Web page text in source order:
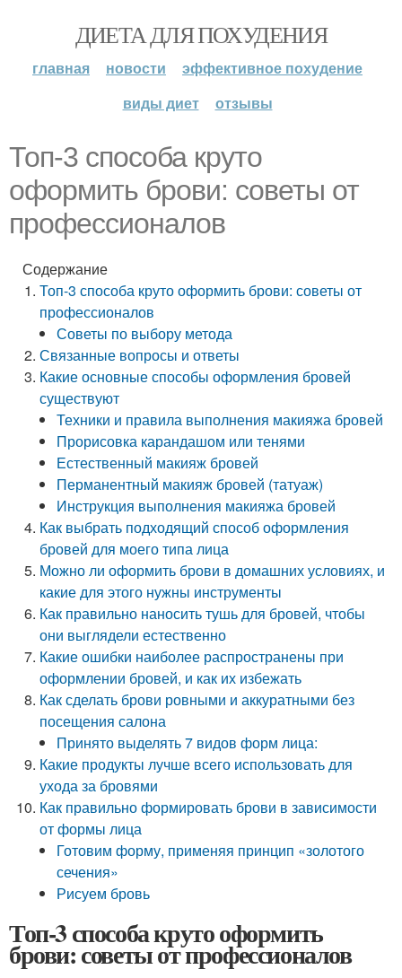
ДИЕТА ДЛЯ ПОХУДЕНИЯ
главная новости
эффективное похудение
виды диет
отзывы
Топ-3 способа круто
оформить брови: советы от
профессионалов
Содержание
Топ-3 способа круто оформить брови: советы от
профессионалов
Советы по выбору метода
Связанные вопросы и ответы
Какие основные способы оформления бровей
существуют
Техники и правила выполнения макияжа бровей
Прорисовка карандашом или тенями
Естественный макияж бровей
Перманентный макияж бровей (татуаж)
Инструкция выполнения макияжа бровей
Как выбрать подходящий способ оформления
бровей для моего типа лица
Можно ли оформить брови в домашних условиях, и
какие для этого нужны инструменты
Как правильно наносить тушь для бровей, чтобы
они выглядели естественно
Какие ошибки наиболее распространены при
оформлении бровей, и как их избежать
Как сделать брови ровными и аккуратными без
посещения салона
Принято выделять 7 видов форм лица:
Какие продукты лучше всего использовать для
ухода за бровями
Как правильно формировать брови в зависимости
от формы лица
Готовим форму, применяя принцип «золотого
сечения»
Рисуем бровь
Топ-3 способа круто оформить
брови: советы от профессионалов